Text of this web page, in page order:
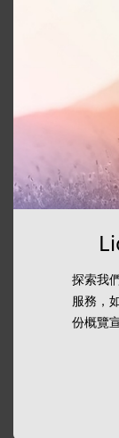
探索我
服務，
份概覽